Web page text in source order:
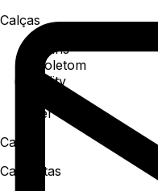
Calças
Jeans
Moletom
Utility
Ver todos
Camisa
Camisetas